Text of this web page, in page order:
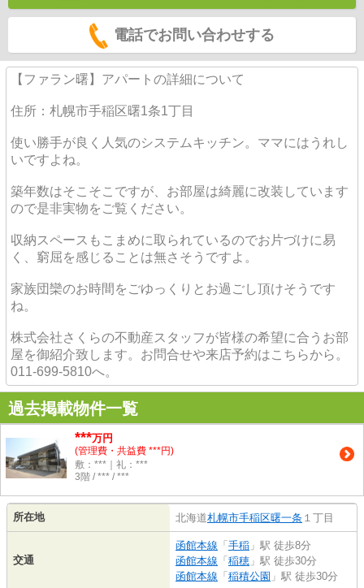
電話でお問い合わせする
【ファラン曙】アパートの詳細について
住所：札幌市手稲区曙1条1丁目
使い勝手が良く人気のシステムキッチン。ママにはうれし
いですよね。
築年数はそこそこですが、お部屋は綺麗に改装しています
ので是非実物をご覧ください。
収納スペースもこまめに取られているのでお片づけに易
く、窮屈を感じることは無さそうですよ。
家族団欒のお時間をごゆっくりとお過ごし頂けそうです
ね。
株式会社さくらの不動産スタッフが皆様の希望に合うお部
屋を御紹介致します。お問合せや来店予約はこちらから。
011-699-5810へ。
過去掲載物件一覧
***万円
(管理費・共益費 ***円)
敷：***｜礼：***
3階 / *** / ***
所在地 北海道札幌市手稲区曙一条 １丁目
交通
函館本線 「手稲 」駅 徒歩8分
函館本線 「稲穂 」駅 徒歩30分
函館本線 「稲積公園 」駅 徒歩30分